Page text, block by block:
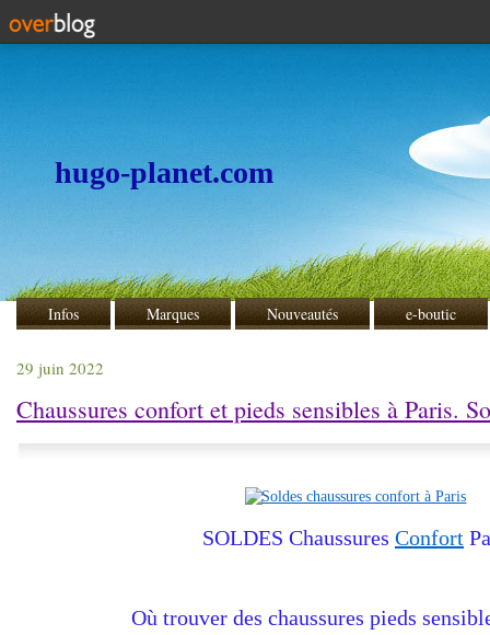
hugo-planet.com
Infos Marques Nouveautés e-boutic
29 juin 2022
Chaussures confort et pieds sensibles à Paris.
SOLDES Chaussures Confort
Où trouver des chaussures pieds